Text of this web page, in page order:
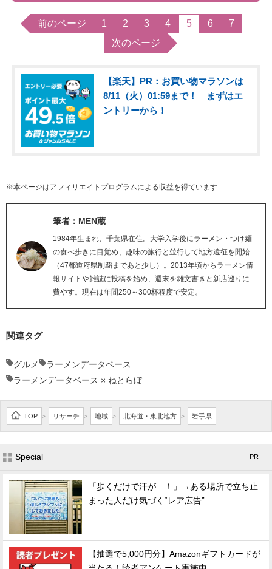
前のページ 1 2 3 4 5 6
7
次のページ
【楽天】PR：お買い物マラソンは
8/11（火）01:59まで！ まずはエ
ントリーから！
※本ページはアフィリエイトプログラムによる収益を得ています
筆者：MEN蔵
1984年生まれ、千葉県在住。大学入学後にラーメン・つけ麺
の食べ歩きに目覚め、趣味の旅行と並行して地方遠征を開始
（47都道府県制覇まであと少し）。2013年頃からラーメン情
報サイトや雑誌に投稿を始め、週末を雑文書きと新店巡りに
費やす。現在は年間250～300杯程度で安定。
関連タグ
グルメ
ラーメンデータベース
ラーメンデータベース × ねとらぼ
TOP > リサーチ > 地域 > 北海道・東北地方 > 岩手県
Special - PR -
「歩くだけで汗が…！」→ある場所で立ち止
まった人だけ気づく“レア広告”
【抽選で5,000円分】Amazonギフトカードが